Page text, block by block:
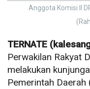
Anggota Komisi II
TERNATE
Perwakilan Rakyat
melakukan
Pemerintah